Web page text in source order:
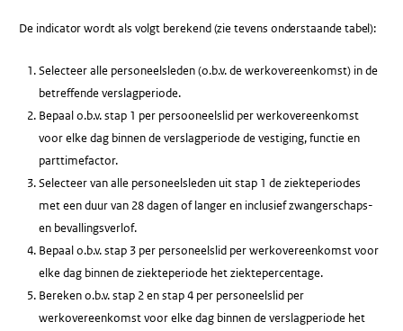
De indicator wordt als volgt berekend (zie tevens onderstaande tabel):
Selecteer alle personeelsleden (o.b.v. de werkovereenkomst) in de
betreffende verslagperiode.
Bepaal o.b.v. stap 1 per persooneelslid per werkovereenkomst
voor elke dag binnen de verslagperiode de vestiging, functie en
parttimefactor.
Selecteer van alle personeelsleden uit stap 1 de ziekteperiodes
met een duur van 28 dagen of langer en inclusief zwangerschaps-
en bevallingsverlof.
Bepaal o.b.v. stap 3 per personeelslid per werkovereenkomst voor
elke dag binnen de ziekteperiode het ziektepercentage.
Bereken o.b.v. stap 2 en stap 4 per personeelslid per
werkovereenkomst voor elke dag binnen de verslagperiode het